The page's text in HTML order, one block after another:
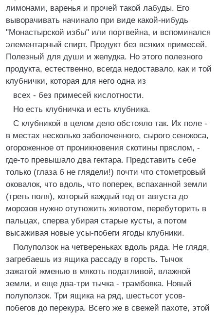
лимонами, варенья и прочей такой лабуды. Его
выворачивать начинало при виде какой-нибудь
"Монастырской избы" или портвейна, и вспоминался
элементарный спирт. Продукт без всяких примесей.
Полезный для души и желудка. Но этого полезного
продукта, естественно, всегда недоставало, как и той
клубнички, которая для него одна из
всех - без примесей кислотности.
Но есть клубничка и есть клубника.
С клубникой в целом дело обстояло так. Их поле -
в местах несколько заболоченного, сырого сенокоса,
огороженное от проникновения скотины пряслом, -
где-то превышало два гектара. Представить себе
только (глаза б не глядели!) почти что стометровый
оковалок, что вдоль, что поперек, вспаханной земли
(треть поля), который каждый год от августа до
морозов нужно отутюжить животом, перебуторить в
пальцах, сперва убирая старые кусты, а потом
высаживая новые усы-побеги ягоды клубники.
Полуползок на четвереньках вдоль ряда. Не глядя,
загребаешь из ящика рассаду в горсть. Тычок
зажатой жменью в мякоть податливой, влажной
земли, и еще два-три тычка - трамбовка. Новый
полуползок. Три ящика на ряд, шестьсот усов-
побегов до перекура. Всего же в свежей пахоте, этой